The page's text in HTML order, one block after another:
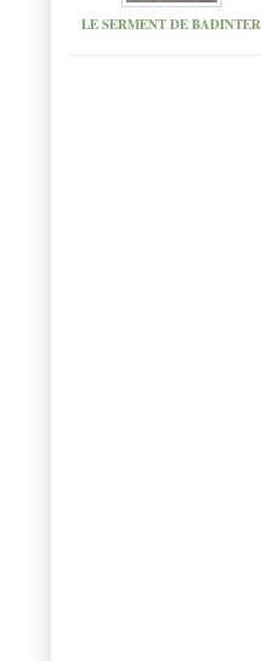
LE SERMENT DE BADINTER